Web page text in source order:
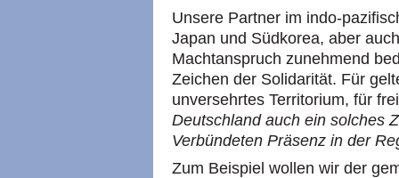
Unsere Partner im indo-
Japan und Südkorea, aber
Machtanspruch zunehmend
Zeichen der Solidarität. Für
unversehrtes Territorium, für
Deutschland auch ein solches
Verbündeten Präsenz in der
Zum Beispiel wollen wir der